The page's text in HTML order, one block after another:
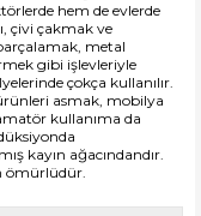
hem de evlerde
çivi çakmak ve
metal
gibi işlevleriyle
çokça kullanılır.
asmak, mobilya
kullanıma da
kayın ağacındandır.
ömürlüdür.